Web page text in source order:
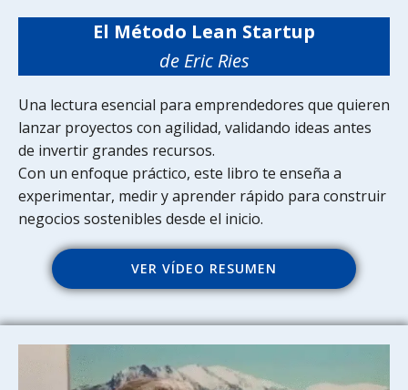
El Método Lean Startup
de Eric Ries
Una lectura esencial para emprendedores que quieren
lanzar proyectos con agilidad, validando ideas antes
de invertir grandes recursos.
Con un enfoque práctico, este libro te enseña a
experimentar, medir y aprender rápido para construir
negocios sostenibles desde el inicio.
VER VÍDEO RESUMEN